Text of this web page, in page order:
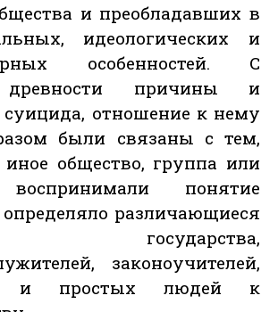
и преобладавших в
идеологических и
особенностей. С
древности причины и
суицида, отношение к нему
были связаны с тем,
общество, группа или
воспринимали понятие
определяло различающиеся
государства,
законоучителей,
и простых людей к